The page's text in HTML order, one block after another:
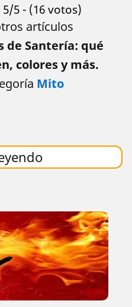
5/5 - (16 votos)
artículos
de Santería: qué
colores y más.
Mito